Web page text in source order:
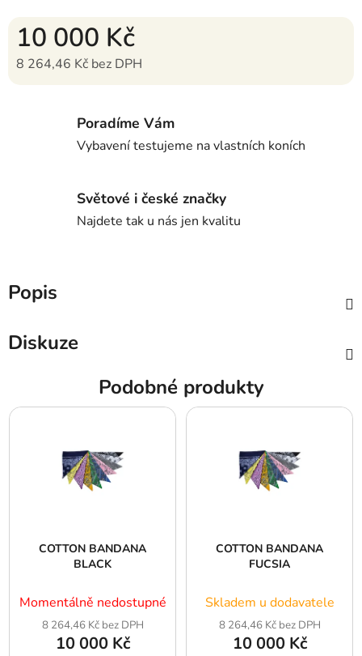
10 000 Kč
8 264,46 Kč bez DPH
Poradíme Vám
Vybavení testujeme na vlastních koních
Světové i české značky
Najdete tak u nás jen kvalitu
Popis
Diskuze
Podobné produkty
COTTON BANDANA
BLACK
Momentálně nedostupné
8 264,46 Kč bez DPH
10 000 Kč
COTTON BANDANA
FUCSIA
Skladem u dodavatele
8 264,46 Kč bez DPH
10 000 Kč